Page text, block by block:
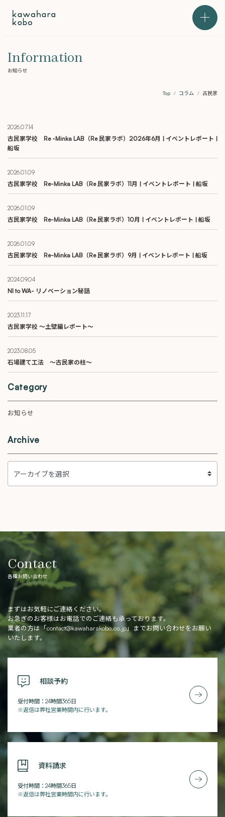
メニュ
Information
お知らせ
Top コラム 古民家
2026.07.14
古民家学校 Re -Minka LAB（Re 民家ラボ）2026年6月 | イベントレポート |
船坂
2026.01.09
古民家学校 Re-Minka LAB（Re 民家ラボ）11月 | イベントレポート | 船坂
2026.01.09
古民家学校 Re-Minka LAB（Re 民家ラボ）10月 | イベントレポート | 船坂
2026.01.09
古民家学校 Re-Minka LAB（Re 民家ラボ）9月 | イベントレポート | 船坂
2024.09.04
NI to WA- リノベーション秘話
2023.11.17
古民家学校 ～土壁編レポート～
2023.08.05
石場建て工法 〜古民家の柱〜
Category
お知らせ
Archive
Contact
各種お問い合わせ
まずはお気軽にご連絡ください。
お急ぎのお客様はお電話でのご連絡も承っております。
業者の方は「contact@kawaharakobo.co.jp」までお問い合わせをお願い
いたします。
相談予約
受付時間：24時間365日
※返信は弊社営業時間内に行います。
資料請求
受付時間：24時間365日
※返信は弊社営業時間内に行います。